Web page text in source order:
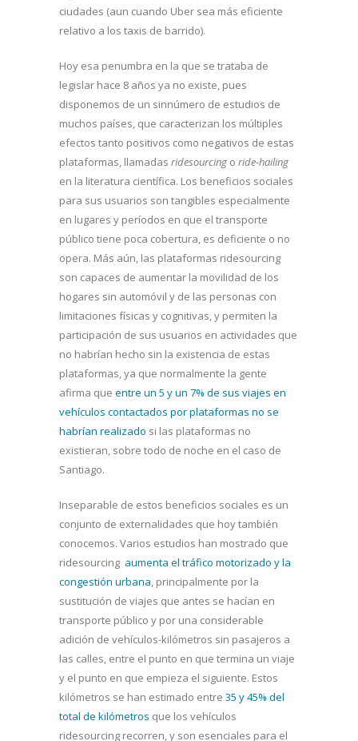
ciudades (aun cuando Uber sea más eficiente
relativo a los taxis de barrido).
Hoy esa penumbra en la que se trataba de
legislar hace 8 años ya no existe, pues
disponemos de un sinnúmero de estudios de
muchos países, que caracterizan los múltiples
efectos tanto positivos como negativos de estas
plataformas, llamadas ridesourcing o ride-hailing
en la literatura científica. Los beneficios sociales
para sus usuarios son tangibles especialmente
en lugares y períodos en que el transporte
público tiene poca cobertura, es deficiente o no
opera. Más aún, las plataformas ridesourcing
son capaces de aumentar la movilidad de los
hogares sin automóvil y de las personas con
limitaciones físicas y cognitivas, y permiten la
participación de sus usuarios en actividades que
no habrían hecho sin la existencia de estas
plataformas, ya que normalmente la gente
afirma que entre un 5 y un 7% de sus viajes en
vehículos contactados por plataformas no se
habrían realizado si las plataformas no
existieran, sobre todo de noche en el caso de
Santiago.
Inseparable de estos beneficios sociales es un
conjunto de externalidades que hoy también
conocemos. Varios estudios han mostrado que
ridesourcing aumenta el tráfico motorizado y la
congestión urbana, principalmente por la
sustitución de viajes que antes se hacían en
transporte público y por una considerable
adición de vehículos-kilómetros sin pasajeros a
las calles, entre el punto en que termina un viaje
y el punto en que empieza el siguiente. Estos
kilómetros se han estimado entre 35 y 45% del
total de kilómetros que los vehículos
ridesourcing recorren, y son esenciales para el